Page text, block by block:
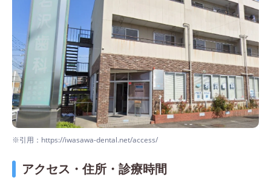
※引用：https://iwasawa-dental.net/access/
アクセス・住所・診療時間